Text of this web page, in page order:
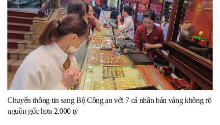
Chuyển thông tin sang Bộ Công an với 7 cá nhân bán vàng không rõ
nguồn gốc hơn 2.000 tỷ